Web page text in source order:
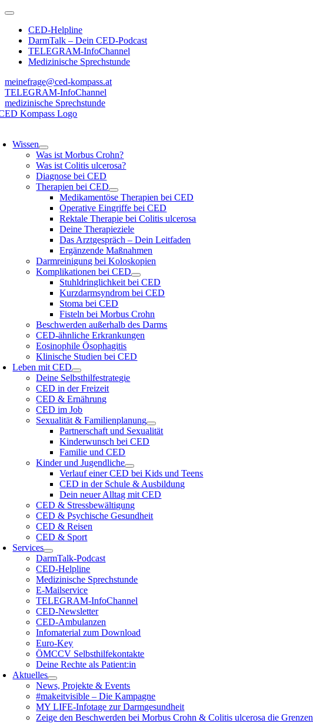
Zum
springen
Toggle
NavigationCED-Helpline
DarmTalk – Dein CED-Podcast
TELEGRAM-InfoChannel
Medizinische Sprechstunde
meinefrage@ced-kompass.at
TELEGRAM-InfoChannel
medizinische Sprechstunde
Wissen
Was ist Morbus Crohn?
Was ist Colitis ulcerosa?
Diagnose bei CED
Therapien bei CED
Medikamentöse Therapien bei CED
Operative Eingriffe bei CED
Rektale Therapie bei Colitis ulcerosa
Deine Therapieziele
Das Arztgespräch – Dein Leitfaden
Ergänzende Maßnahmen
Darmreinigung bei Koloskopien
Komplikationen bei CED
Stuhldringlichkeit bei CED
Kurzdarmsyndrom bei CED
Stoma bei CED
Fisteln bei Morbus Crohn
Beschwerden außerhalb des Darms
CED-ähnliche Erkrankungen
Eosinophile Ösophagitis
Klinische Studien bei CED
Leben mit CED
Deine Selbsthilfestrategie
CED in der Freizeit
CED & Ernährung
CED im Job
Sexualität & Familienplanung
Partnerschaft und Sexualität
Kinderwunsch bei CED
Familie und CED
Kinder und Jugendliche
Verlauf einer CED bei Kids und Teens
CED in der Schule & Ausbildung
Dein neuer Alltag mit CED
CED & Stressbewältigung
CED & Psychische Gesundheit
CED & Reisen
CED & Sport
Services
DarmTalk-Podcast
CED-Helpline
Medizinische Sprechstunde
E-Mailservice
TELEGRAM-InfoChannel
CED-Newsletter
CED-Ambulanzen
Infomaterial zum Download
Euro-Key
ÖMCCV Selbsthilfekontakte
Deine Rechte als Patient:in
Aktuelles
News, Projekte & Events
#makeitvisible – Die Kampagne
MY LIFE-Infotage zur Darmgesundheit
Zeige den Beschwerden bei Morbus Crohn & Colitis ulcerosa die Grenzen